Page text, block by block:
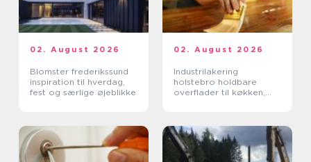
02. August 2026
Blomster frederikssund
inspiration til hverdag,
fest og særlige øjeblikke
02. August 2026
Industrilakering
holstebro holdbare
overflader til køkken,